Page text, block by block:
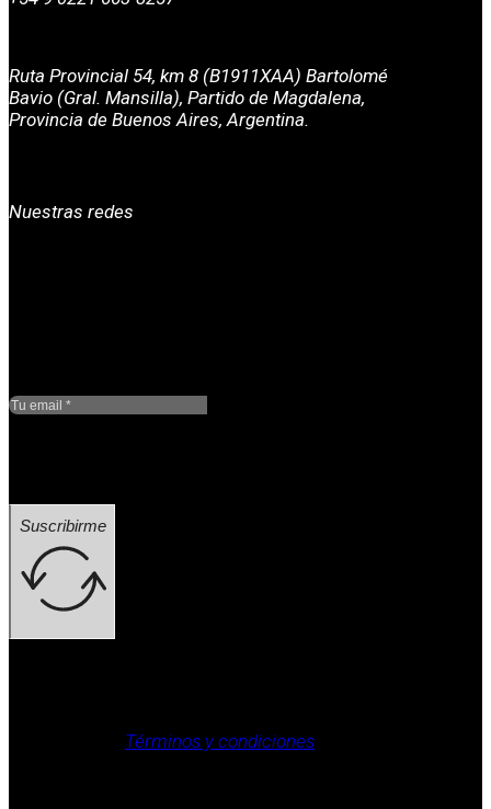
Ruta Provincial 54, km 8 (B1911XAA) Bartolomé
Bavio (Gral. Mansilla), Partido de Magdalena,
Provincia de Buenos Aires, Argentina.
Nuestras redes
Suscribirme
Términos y condiciones.